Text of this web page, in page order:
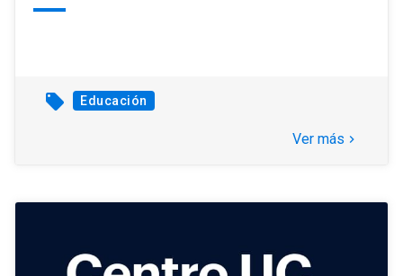
local_offer Educación
Ver más keyboard_arrow_right